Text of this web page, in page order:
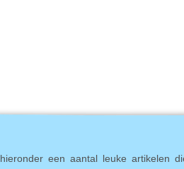
een aantal leuke artikelen